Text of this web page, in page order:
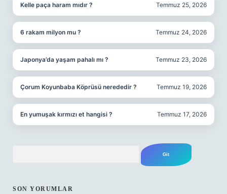
Kelle paça haram mıdır ? Temmuz 25, 2026
6 rakam milyon mu ? Temmuz 24, 2026
Japonya’da yaşam pahalı mı ? Temmuz 23, 2026
Çorum Koyunbaba Köprüsü nerededir ? Temmuz 19, 2026
En yumuşak kırmızı et hangisi ? Temmuz 17, 2026
SON YORUMLAR